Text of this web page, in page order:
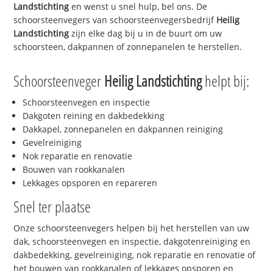
Landstichting en wenst u snel hulp, bel ons. De
schoorsteenvegers van schoorsteenvegersbedrijf Heilig
Landstichting zijn elke dag bij u in de buurt om uw
schoorsteen, dakpannen of zonnepanelen te herstellen.
Schoorsteenveger Heilig Landstichtinghelpt bij:
Schoorsteenvegen en inspectie
Dakgoten reining en dakbedekking
Dakkapel, zonnepanelen en dakpannen reiniging
Gevelreiniging
Nok reparatie en renovatie
Bouwen van rookkanalen
Lekkages opsporen en repareren
Snel ter plaatse
Onze schoorsteenvegers helpen bij het herstellen van uw
dak, schoorsteenvegen en inspectie, dakgotenreiniging en
dakbedekking, gevelreiniging, nok reparatie en renovatie of
het bouwen van rookkanalen of lekkages opsporen en